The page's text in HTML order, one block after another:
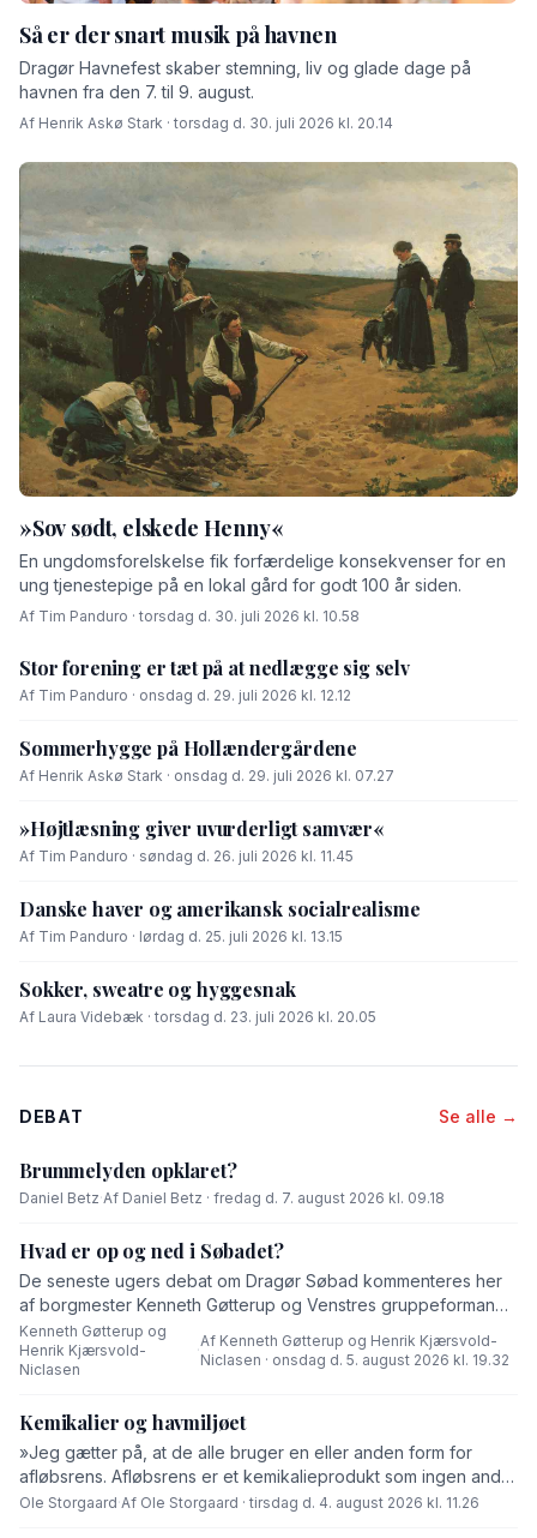
Så er der snart musik på havnen
Dragør Havnefest skaber stemning, liv og glade dage på
havnen fra den 7. til 9. august.
Af Henrik Askø Stark · torsdag d. 30. juli 2026 kl. 20.14
»Sov sødt, elskede Henny«
En ungdomsforelskelse fik forfærdelige konsekvenser for en
ung tjenestepige på en lokal gård for godt 100 år siden.
Af Tim Panduro · torsdag d. 30. juli 2026 kl. 10.58
Stor forening er tæt på at nedlægge sig selv
Af Tim Panduro · onsdag d. 29. juli 2026 kl. 12.12
Sommerhygge på Hollændergårdene
Af Henrik Askø Stark · onsdag d. 29. juli 2026 kl. 07.27
»Højtlæsning giver uvurderligt samvær«
Af Tim Panduro · søndag d. 26. juli 2026 kl. 11.45
Danske haver og amerikansk socialrealisme
Af Tim Panduro · lørdag d. 25. juli 2026 kl. 13.15
Sokker, sweatre og hyggesnak
Af Laura Videbæk · torsdag d. 23. juli 2026 kl. 20.05
DEBAT Se alle →
Brummelyden opklaret?
Daniel Betz·Af Daniel Betz · fredag d. 7. august 2026 kl. 09.18
Hvad er op og ned i Søbadet?
De seneste ugers debat om Dragør Søbad kommenteres her
af borgmester Kenneth Gøtterup og Venstres gruppeformand
Henrik Kjærsvold-Niclasen.
Kenneth Gøtterup og
Henrik Kjærsvold-
Niclasen
·
Af Kenneth Gøtterup og Henrik Kjærsvold-
Niclasen · onsdag d. 5. august 2026 kl. 19.32
Kemikalier og havmiljøet
»Jeg gætter på, at de alle bruger en eller anden form for
afløbsrens. Afløbsrens er et kemikalieprodukt som ingen andre
end fabrikanten ved hvad består af,« skriver Ole Storgaard i
Ole Storgaard·Af Ole Storgaard · tirsdag d. 4. august 2026 kl. 11.26